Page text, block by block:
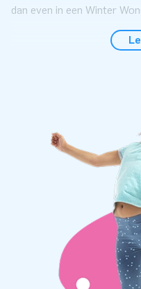
dan even in een Winter
Koop een luchtdichte
sneeuwbol in het thema
grote Snowglobe bij JB
publiek in de rij staat bij
opening of een winterfeest
zeker geschikt. Deze
hebt er geen omkijken
ruis door het geluid van een
Een schudbol
krijg je geen spijt van
JB Inflatables heeft een